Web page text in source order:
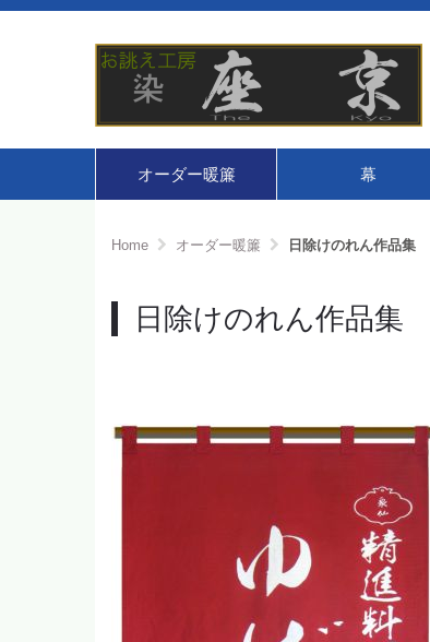
オーダー暖簾 幕
Home オーダー暖簾 日除けのれん作品集
日除けのれん作品集